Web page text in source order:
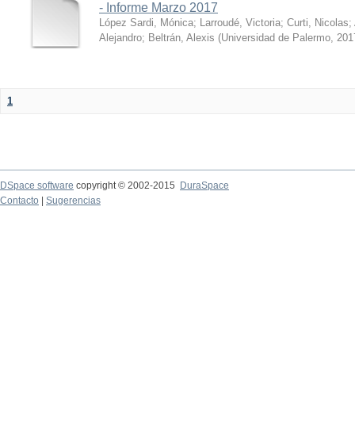
- Informe Marzo 2017
López Sardi, Mónica; Larroudé, Victoria; Curti, Nicolas;
Alejandro; Beltrán, Alexis (Universidad de Palermo,
1
DSpace software copyright © 2002-2015
DuraSpace
Contacto
Sugerencias